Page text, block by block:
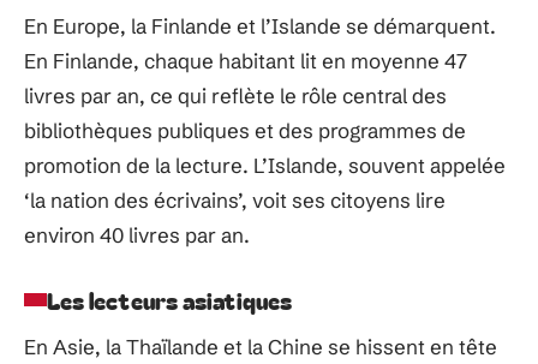
En Europe, la Finlande et l’Islande se démarquent.
En Finlande, chaque habitant lit en moyenne 47
livres par an, ce qui reflète le rôle central des
bibliothèques publiques et des programmes de
promotion de la lecture. L’Islande, souvent appelée
‘la nation des écrivains’, voit ses citoyens lire
environ 40 livres par an.
Les lecteurs asiatiques
En Asie, la Thaïlande et la Chine se hissent en tête